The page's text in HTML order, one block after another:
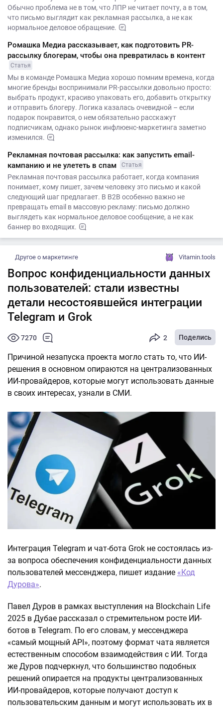
Обычно проблема не в том, что ЛПР не читает почту, а в том,
что письмо выглядит как рекламная рассылка, а не как
нормальное деловое обращение.
Ромашка Медиа рассказывает, как подготовить PR-
рассылку блогерам, чтобы она превратилась в контент
Статья
Мы в команде Ромашка Медиа хорошо помним времена, когда
многие бренды воспринимали PR-рассылки довольно просто:
выбрать продукт, красиво упаковать его, добавить открытку
и отправить блогеру. Логика казалась очевидной – если
подарок понравится, о нем обязательно расскажут
подписчикам, однако рынок инфлюенс-маркетинга заметно
изменился.
Рекламная почтовая рассылка: как запустить email-
кампанию и не улететь в спам
Статья
Рекламная почтовая рассылка работает, когда компания
понимает, кому пишет, зачем человеку это письмо и какой
следующий шаг предлагает. В B2B особенно важно не
превращать email в массовую рекламу: письмо должно
выглядеть как нормальное деловое сообщение, а не как
баннер во входящих.
Другое о маркетинге Vitamin.tools
Вопрос конфиденциальности данных
пользователей: стали известны
детали несостоявшейся интеграции
Telegram и Grok
7270 2 Поделись
Причиной незапуска проекта могло стать то, что ИИ-
решения в основном опираются на централизованных
ИИ-провайдеров, которые могут использовать данные
в своих интересах, узнали в СМИ.
Интеграция Telegram и чат-бота Grok не состоялась из-
за вопроса обеспечения конфиденциальности данных
пользователей мессенджера, пишет издание «Код
Дурова».
Павел Дуров в рамках выступления на Blockchain Life
2025 в Дубае рассказал о стремительном росте ИИ-
ботов в Telegram. По его словам, у мессенджера
«самый мощный API», поэтому формат чата является
естественным способом взаимодействия с ИИ. Тогда
же Дуров подчеркнул, что большинство подобных
решений опирается на продукты централизованных
ИИ-провайдеров, которые получают доступ к
пользовательским данным и могут использовать их в